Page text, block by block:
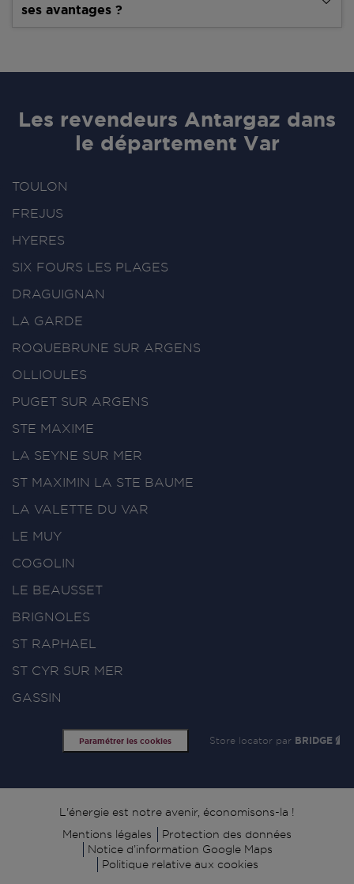
ses avantages ?
Les revendeurs Antargaz dans
le département Var
TOULON
FREJUS
HYERES
SIX FOURS LES PLAGES
DRAGUIGNAN
LA GARDE
ROQUEBRUNE SUR ARGENS
OLLIOULES
PUGET SUR ARGENS
STE MAXIME
LA SEYNE SUR MER
ST MAXIMIN LA STE BAUME
LA VALETTE DU VAR
LE MUY
COGOLIN
LE BEAUSSET
BRIGNOLES
ST RAPHAEL
ST CYR SUR MER
GASSIN
Paramétrer les cookies Store locator par BRIDGE
Signature
L'énergie est notre avenir, économisons-la !
Mentions légales
Protection des données
Notice d’information Google Maps
Politique relative aux cookies